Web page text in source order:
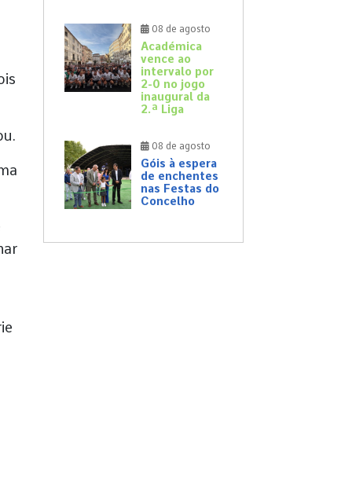
08 de agosto
Académica
vence ao
intervalo por
2-0 no jogo
inaugural da
2.ª Liga
08 de agosto
Góis à espera
de enchentes
nas Festas do
Concelho